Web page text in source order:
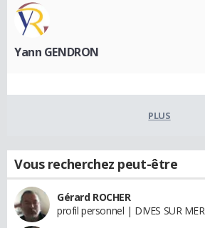
Yann GENDRON
PLUS
Vous recherchez peut-être
Gérard ROCHER
profil personnel | DIVES SUR MER